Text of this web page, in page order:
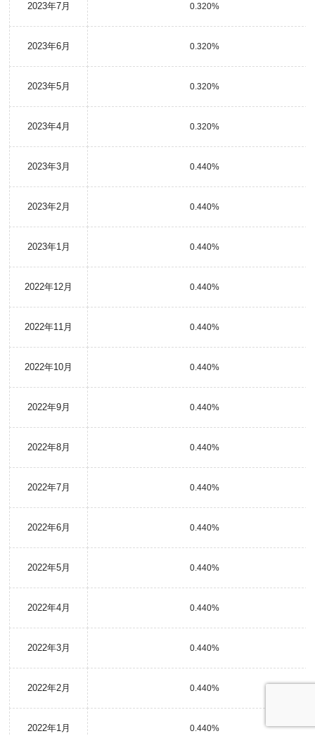
2023年7月 0.320%
2023年6月 0.320%
2023年5月 0.320%
2023年4月 0.320%
2023年3月 0.440%
2023年2月 0.440%
2023年1月 0.440%
2022年12月 0.440%
2022年11月 0.440%
2022年10月 0.440%
2022年9月 0.440%
2022年8月 0.440%
2022年7月 0.440%
2022年6月 0.440%
2022年5月 0.440%
2022年4月 0.440%
2022年3月 0.440%
2022年2月 0.440%
2022年1月 0.440%